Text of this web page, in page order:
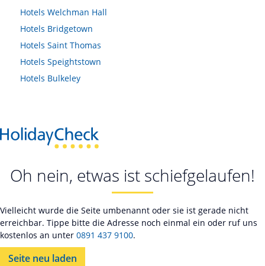
Hotels Welchman Hall
Hotels Bridgetown
Hotels Saint Thomas
Hotels Speightstown
Hotels Bulkeley
Oh nein, etwas ist schiefgelaufen!
Vielleicht wurde die Seite umbenannt oder sie ist gerade nicht
erreichbar. Tippe bitte die Adresse noch einmal ein oder ruf uns
kostenlos an unter 0891 437 9100.
Seite neu laden